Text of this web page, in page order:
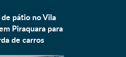
pátio no Vila
Piraquara para
de carros